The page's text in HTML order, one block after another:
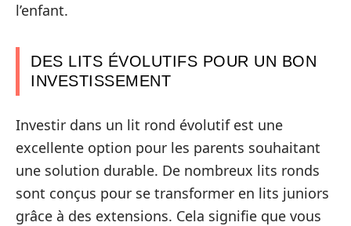
l’enfant.
DES LITS ÉVOLUTIFS POUR UN BON
INVESTISSEMENT
Investir dans un lit rond évolutif est une
excellente option pour les parents souhaitant
une solution durable. De nombreux lits ronds
sont conçus pour se transformer en lits juniors
grâce à des extensions. Cela signifie que vous